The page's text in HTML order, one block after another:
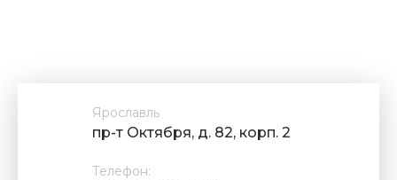
Ярославль
пр-т Октября, д. 82, корп. 2
Телефон: